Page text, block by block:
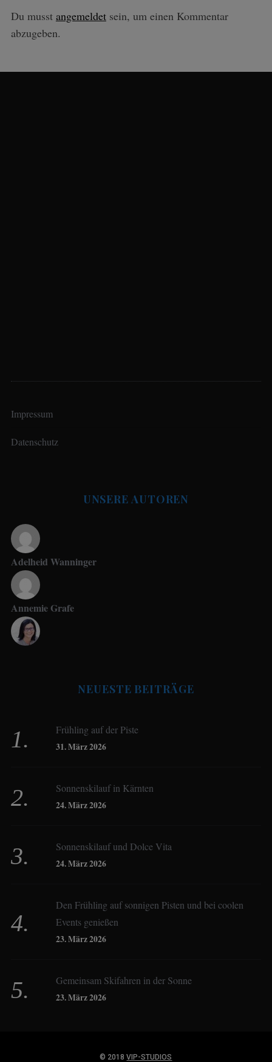
Du musst angemeldetsein, um einen Kommentar
abzugeben.
Impressum
Datenschutz
UNSERE AUTOREN
Adelheid Wanninger
Annemie Grafe
Birgit Werner
Christoph Schrahe
Derk Hoberg
Dominique Schroller
NEUESTE BEITRÄGE
Frühling auf der Piste
31. März 2026
Sonnenskilauf in Kärnten
24. März 2026
Sonnenskilauf und Dolce Vita
24. März 2026
Den Frühling auf sonnigen Pisten und bei coolen
Events genießen
23. März 2026
Gemeinsam Skifahren in der Sonne
23. März 2026
© 2018VIP-STUDIOS